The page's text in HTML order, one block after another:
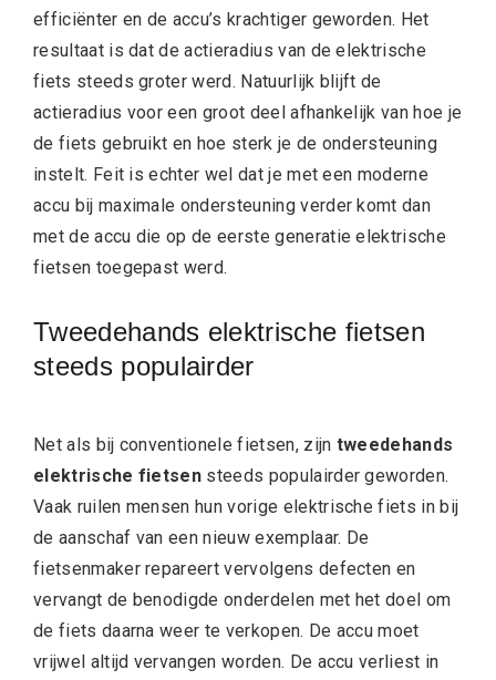
efficiënter en de accu’s krachtiger geworden. Het
resultaat is dat de actieradius van de elektrische
fiets steeds groter werd. Natuurlijk blijft de
actieradius voor een groot deel afhankelijk van hoe je
de fiets gebruikt en hoe sterk je de ondersteuning
instelt. Feit is echter wel dat je met een moderne
accu bij maximale ondersteuning verder komt dan
met de accu die op de eerste generatie elektrische
fietsen toegepast werd.
Tweedehands elektrische fietsen
steeds populairder
Net als bij conventionele fietsen, zijn tweedehands
elektrische fietsen steeds populairder geworden.
Vaak ruilen mensen hun vorige elektrische fiets in bij
de aanschaf van een nieuw exemplaar. De
fietsenmaker repareert vervolgens defecten en
vervangt de benodigde onderdelen met het doel om
de fiets daarna weer te verkopen. De accu moet
vrijwel altijd vervangen worden. De accu verliest in